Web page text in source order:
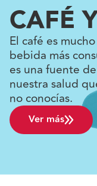
CAFÉ
El café es
bebida más
es una fuente
nuestra salud
no conocías.
Ver más